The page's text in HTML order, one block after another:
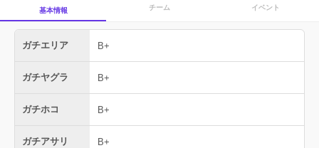
基本情報 チーム イベント
ガチエリア B+
ガチヤグラ B+
ガチホコ B+
ガチアサリ B+